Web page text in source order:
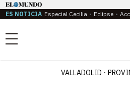
ES NOTICIA Especial Cecilia Eclipse
Menú
VALLADOLID